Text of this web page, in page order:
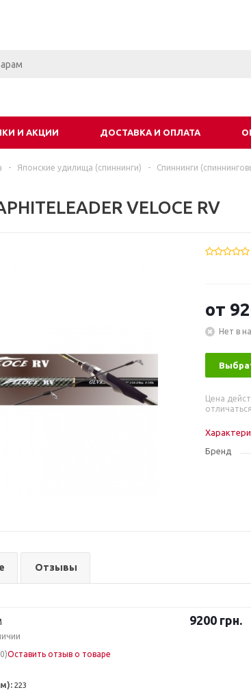
И АКЦИИ ДОСТАВКА И ОПЛАТА
- Японские удилища (спиннинги) - Спиннинги
VELOCE RV
от
Нет в
Цена
Бренд
Отзывы
Оставить отзыв о товаре
223
9200 грн.